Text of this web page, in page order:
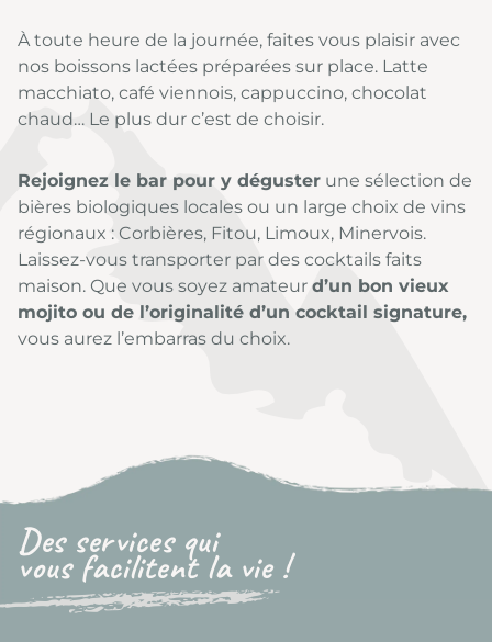
À toute heure de la journée, faites vous plaisir avec
nos boissons lactées préparées sur place. Latte
macchiato, café viennois, cappuccino, chocolat
chaud… Le plus dur c’est de choisir.
Rejoignez le bar pour y déguster une sélection de
bières biologiques locales ou un large choix de vins
régionaux : Corbières, Fitou, Limoux, Minervois.
Laissez-vous transporter par des cocktails faits
maison. Que vous soyez amateur d’un bon vieux
mojito ou de l’originalité d’un cocktail signature,
vous aurez l’embarras du choix.
Des services qui
vous facilitent la vie !